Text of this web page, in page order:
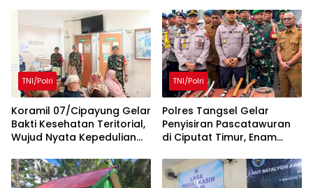
TNI/Polri
Koramil 07/Cipayung Gelar
Bakti Kesehatan Teritorial,
Wujud Nyata Kepedulian
Masyarakat
TNI/Polri
Polres Tangsel Gelar
Penyisiran Pascatawuran
di Ciputat Timur, Enam
Senjata Tajam Disita